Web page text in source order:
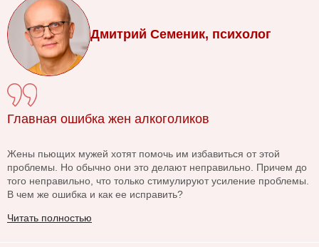
Дмитрий Семеник, психолог
Главная ошибка жен алкоголиков
Жены пьющих мужей хотят помочь им избавиться от этой
проблемы. Но обычно они это делают неправильно. Причем до
того неправильно, что только стимулируют усиление проблемы.
В чем же ошибка и как ее исправить?
Читать полностью